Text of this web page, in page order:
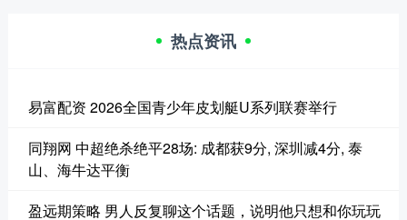
热点资讯
易富配资 2026全国青少年皮划艇U系列联赛举行
同翔网 中超绝杀绝平28场: 成都获9分, 深圳减4分, 泰
山、海牛达平衡
盈远期策略 男人反复聊这个话题，说明他只想和你玩玩